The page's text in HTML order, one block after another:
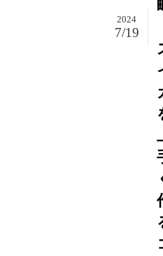
2024
7/19